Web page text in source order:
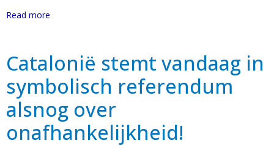
Read more
Catalonië stemt vandaag in
symbolisch referendum
alsnog over
onafhankelijkheid!